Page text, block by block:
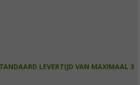
LEVERTIJD VAN MAXIMAAL 3